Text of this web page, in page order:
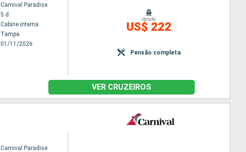
Carnival Paradise
5 d
Cabine interna
Tampa
01/11/2026
desde
US$ 222
Pensão completa
VER CRUZEIROS
Carnival Paradise